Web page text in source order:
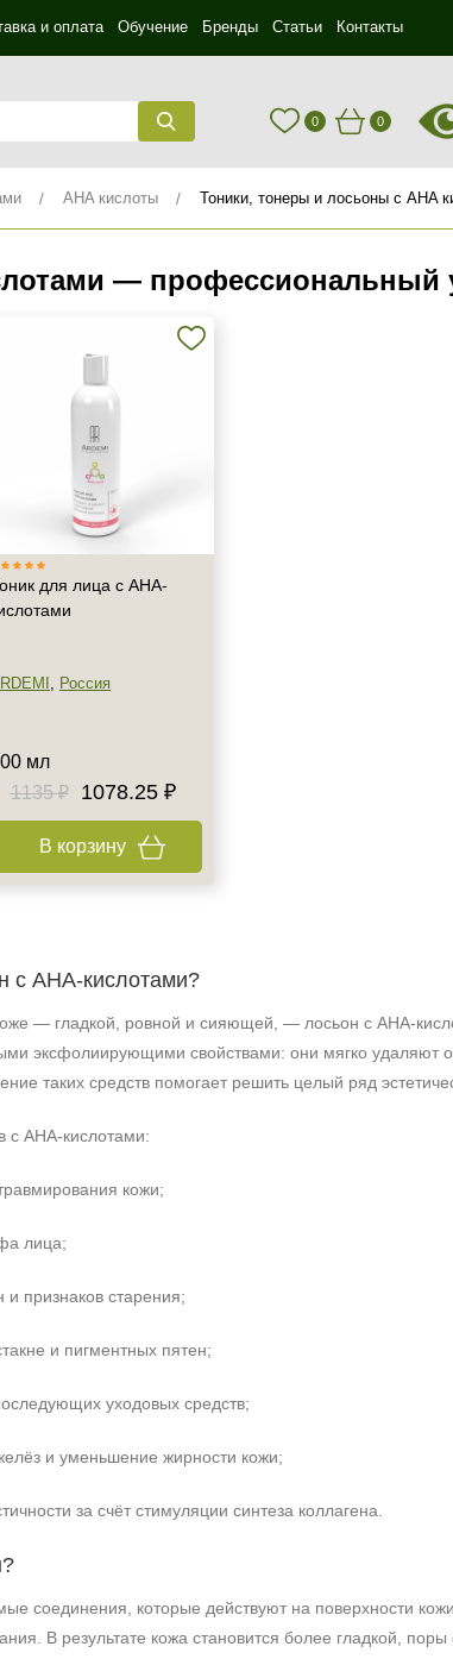
и оплата Обучение Бренды Статьи Контакты
0 0
AHA кислоты Тоники, тонеры и лосьоны с AHA
— профессиональный
для лица с АНА-
, Россия
мл
1135 ₽
1078.25 ₽
В корзину
с AHA‑кислотами?
— гладкой, ровной и сияющей, — лосьон с
эксфолиирующими свойствами: они мягко удаляют
таких средств помогает решить целый ряд
AHA‑кислотами:
кожи;
лица;
признаков старения;
и пигментных пятен;
уходовых средств;
и уменьшение жирности кожи;
за счёт стимуляции синтеза коллагена.
соединения, которые действуют на поверхности
В результате кожа становится более гладкой,